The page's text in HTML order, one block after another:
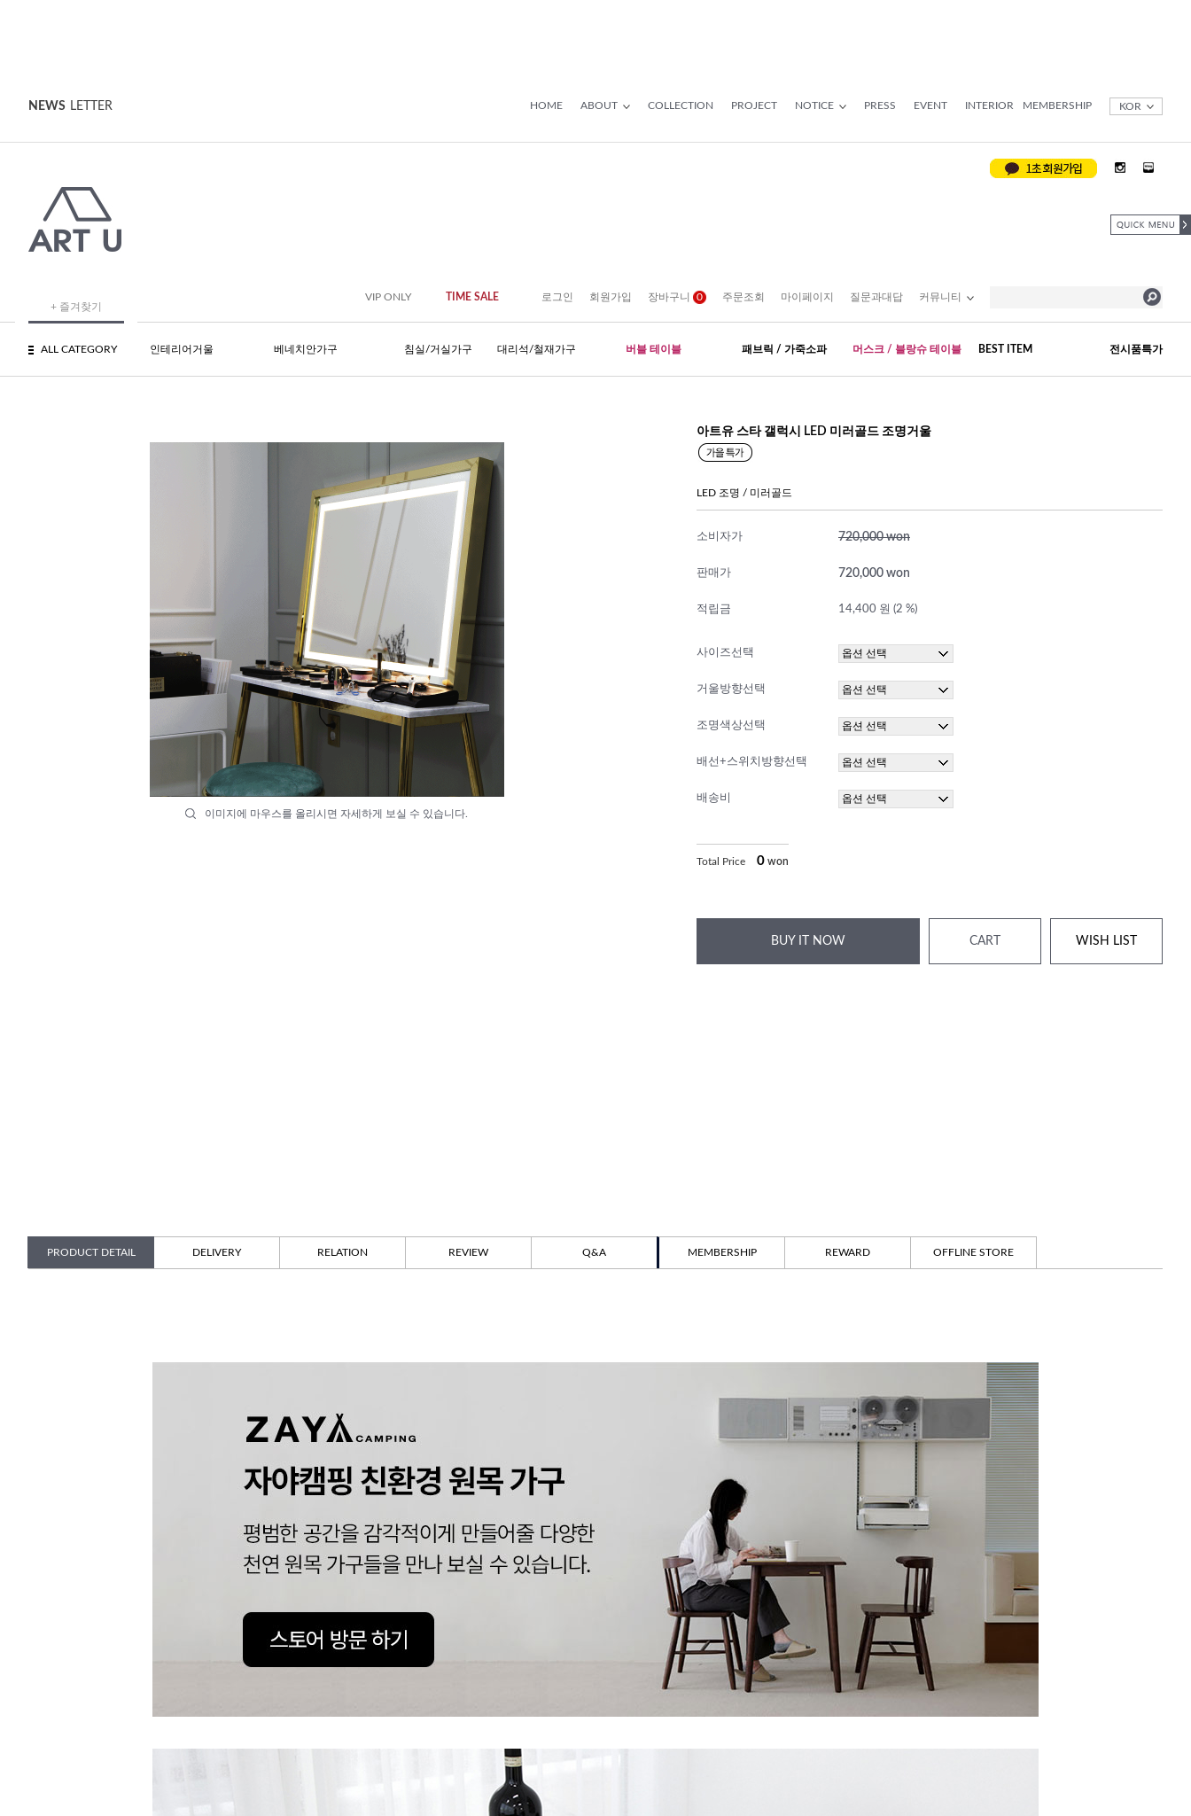
NEWS LETTER HOME ABOUT COLLECTION PROJECT NOTICE PRESS EVENT INTERIOR MEMBERSHIP KOR
+ 즐겨찾기
VIP ONLY TIME SALE 로그인 회원가입 장바구니 0 주문조회 마이페이지 질문과대답 커뮤니티
ALL CATEGORY 인테리어거울 베네치안가구 침실/거실가구 대리석/철재가구 버블 테이블 패브릭 / 가죽소파 머스크 / 블랑슈 테이블 BEST ITEM 전시품특가
이미지에 마우스를 올리시면 자세하게 보실 수 있습니다.
아트유 스타 갤럭시 LED 미러골드 조명거울
LED 조명 / 미러골드
소비자가 720,000 won
판매가 720,000 won
적립금 14,400 원 (2 %)
사이즈선택
거울방향선택
조명색상선택
배선+스위치방향선택
배송비
Total Price 0 won
BUY IT NOW CART WISH LIST
PRODUCT DETAIL DELIVERY RELATION REVIEW Q&A MEMBERSHIP REWARD OFFLINE STORE